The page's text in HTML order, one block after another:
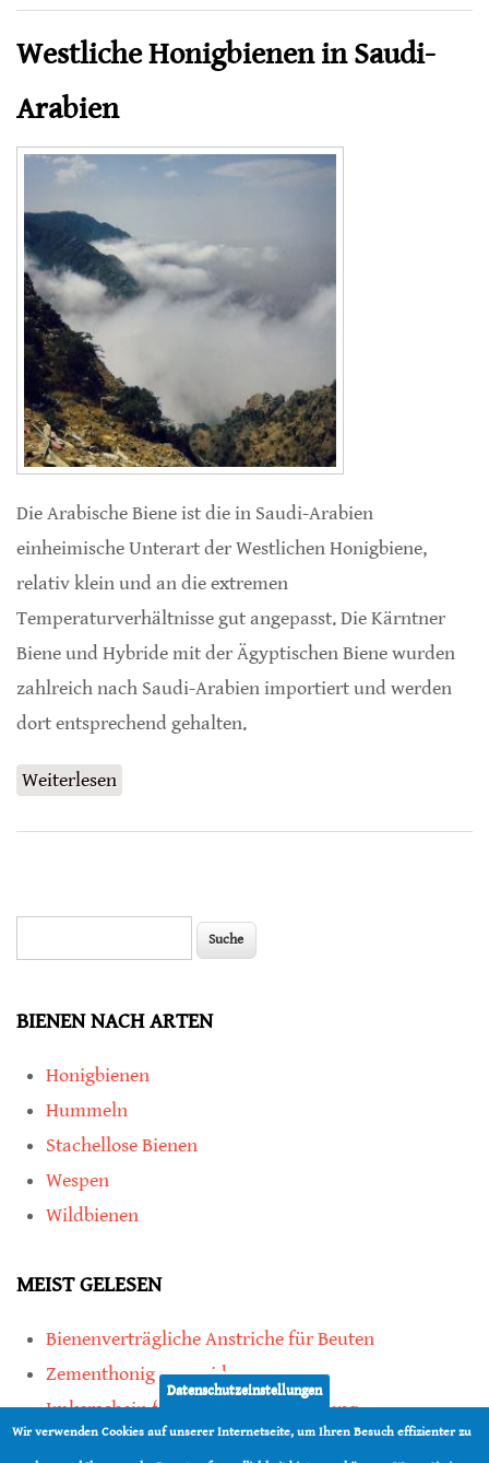
Westliche Honigbienen in Saudi-
Arabien
Die Arabische Biene ist die in Saudi-Arabien
einheimische Unterart der Westlichen Honigbiene,
relativ klein und an die extremen
Temperaturverhältnisse gut angepasst. Die Kärntner
Biene und Hybride mit der Ägyptischen Biene wurden
zahlreich nach Saudi-Arabien importiert und werden
dort entsprechend gehalten.
Weiterlesen
BIENEN NACH ARTEN
Honigbienen
Hummeln
Stachellose Bienen
Wespen
Wildbienen
MEIST GELESEN
Bienenverträgliche Anstriche für Beuten
Zementhonig vermeiden
Imkerschein für Honigbienen-Haltung
Kauf von Mittelwänden ist Vertrauenssache
Datenschutzeinstellungen
Wir verwenden Cookies auf unserer Internetseite, um Ihren Besuch effizienter zu